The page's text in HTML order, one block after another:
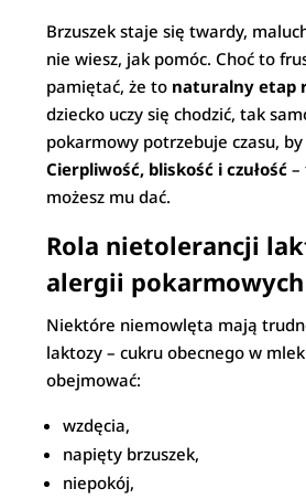
Brzuszek staje się twardy,
nie wiesz, jak pomóc. Choć to
pamiętać, że to naturalny etap
dziecko uczy się chodzić, tak
pokarmowy potrzebuje czasu, by
Cierpliwość, bliskość i czułość –
możesz mu dać.
Rola nietolerancji
alergii pokarmowych
Niektóre niemowlęta mają
laktozy – cukru obecnego w
obejmować:
wzdęcia,
napięty brzuszek,
niepokój,